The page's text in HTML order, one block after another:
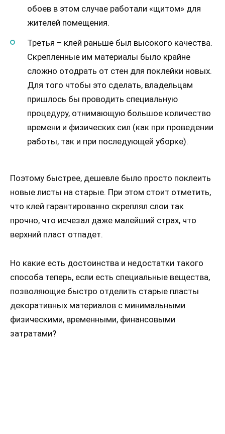
обоев в этом случае работали «щитом» для
жителей помещения.
Третья – клей раньше был высокого качества.
Скрепленные им материалы было крайне
сложно отодрать от стен для поклейки новых.
Для того чтобы это сделать, владельцам
пришлось бы проводить специальную
процедуру, отнимающую большое количество
времени и физических сил (как при проведении
работы, так и при последующей уборке).
Поэтому быстрее, дешевле было просто поклеить
новые листы на старые. При этом стоит отметить,
что клей гарантированно скреплял слои так
прочно, что исчезал даже малейший страх, что
верхний пласт отпадет.
Но какие есть достоинства и недостатки такого
способа теперь, если есть специальные вещества,
позволяющие быстро отделить старые пласты
декоративных материалов с минимальными
физическими, временными, финансовыми
затратами?